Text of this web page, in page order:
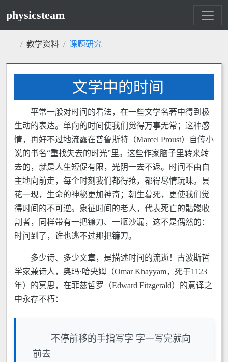
physicsteam
教学资料 课题研究
文学中的时间
平常一般对时间的看法，在一些文学名著中得到极
生动的表达。单向的时间使我们觉得万事无常；这种感
情，再好不过地流露在普鲁斯特（Marcel Proust）自传小
说的书名“重找失去的时光”里。这些作家脑子里转来转
去的，就是人生短促有限，光阴一去不返。时间不由自
主地向前走，每个时刻我们都得抢，都得尽情玩味。昙
花一现，生命的神秘更加神奇；朝生暮死，更使我们觉
得时间的不可逆。象征时间的老人，代表死亡的骷髅收
割者，同样带有一把镰刀、一瓶沙漏，这不是偶然的：
时间到了，谁也逃不过那把镰刀。
多少诗、多少文章，是描述时间的流逝！古波斯哲
学家兼诗人，奥玛·哈央姆（Omar Khayyam，死于1123
年）的冥思，在菲兹哲罗（Edward Fitzgerald）的意译之
中永存不朽：
不停前移的手指写字 字一写完就向
前去